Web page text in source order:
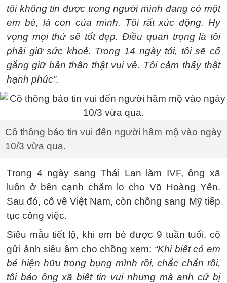
tôi không tin được trong người mình đang có một
em bé, là con của mình. Tôi rất xúc động. Hy
vọng mọi thứ sẽ tốt đẹp. Điều quan trọng là tôi
phải giữ sức khoẻ. Trong 14 ngày tới, tôi sẽ cố
gắng giữ bản thân thật vui vẻ. Tôi cảm thấy thật
hạnh phúc”.
Cô thông báo tin vui đến người hâm mộ vào ngày
10/3 vừa qua.
Trong 4 ngày sang Thái Lan làm IVF, ông xã
luôn ở bên cạnh chăm lo cho Võ Hoàng Yến.
Sau đó, cô về Việt Nam, còn chồng sang Mỹ tiếp
tục công việc.
Siêu mẫu tiết lộ, khi em bé được 9 tuần tuổi, cô
gửi ảnh siêu âm cho chồng xem: “Khi biết có em
bé hiện hữu trong bụng mình rồi, chắc chắn rồi,
tôi báo ông xã biết tin vui nhưng mà anh cứ bị